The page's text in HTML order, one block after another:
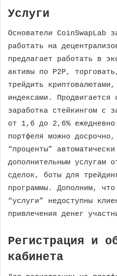
Услуги
Основатели CoinSwapLab
работать на
предлагает работать в
активы по P2P,
трейдить
индексами. Продвигается
заработка стейкингом с
от 1,6 до 2,6%
портфеля можно
“проценты”
дополнительным услугам
сделок, боты для
программы. Дополним, что
“услуги” недоступны
привлечения денег
Регистрация и
кабинета